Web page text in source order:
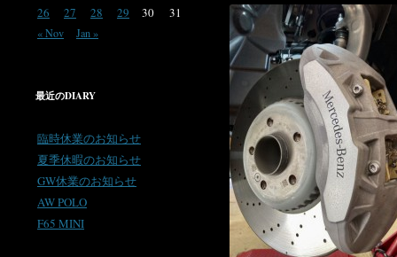
26
27 28 29 30 31
« Nov Jan »
最近のDIARY
臨時休業のお知らせ
夏季休暇のお知らせ
GW休業のお知らせ
AW POLO
F65 MINI